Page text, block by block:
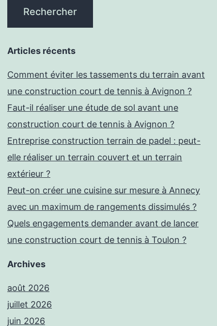
Articles récents
Comment éviter les tassements du terrain avant
une construction court de tennis à Avignon ?
Faut-il réaliser une étude de sol avant une
construction court de tennis à Avignon ?
Entreprise construction terrain de padel : peut-
elle réaliser un terrain couvert et un terrain
extérieur ?
Peut-on créer une cuisine sur mesure à Annecy
avec un maximum de rangements dissimulés ?
Quels engagements demander avant de lancer
une construction court de tennis à Toulon ?
Archives
août 2026
juillet 2026
juin 2026